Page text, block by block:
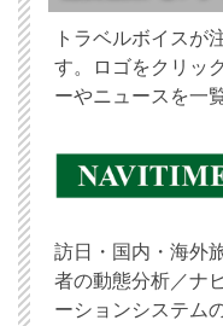
トラベルボイスが
す。ロゴをクリッ
ーやニュースを一
訪日・国内・海外
者の動態分析／ナ
ーションシステム